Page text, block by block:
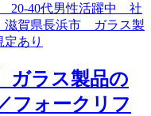
ガラス製品の
フォークリフ